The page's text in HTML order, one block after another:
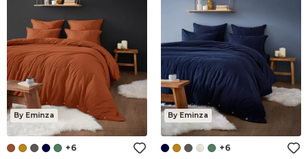
By Eminza
+6
By Eminza
+6